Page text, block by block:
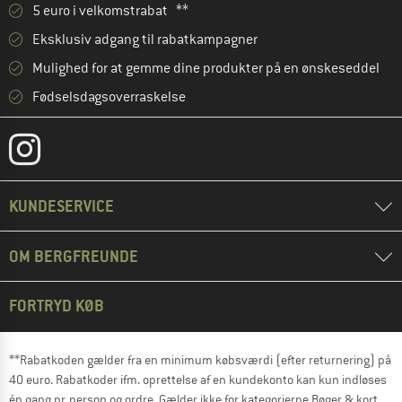
5 euro i velkomstrabat **
Eksklusiv adgang til rabatkampagner
Mulighed for at gemme dine produkter på en ønskeseddel
Fødselsdagsoverraskelse
KUNDESERVICE
OM BERGFREUNDE
FORTRYD KØB
**Rabatkoden gælder fra en minimum købsværdi (efter returnering) på
40 euro. Rabatkoder ifm. oprettelse af en kundekonto kan kun indløses